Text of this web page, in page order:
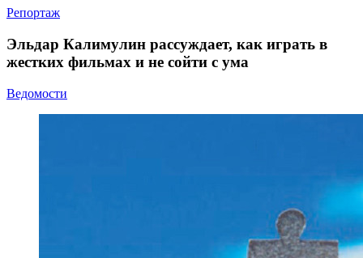
Репортаж
Эльдар Калимулин рассуждает, как играть в
жестких фильмах и не сойти с ума
Ведомости